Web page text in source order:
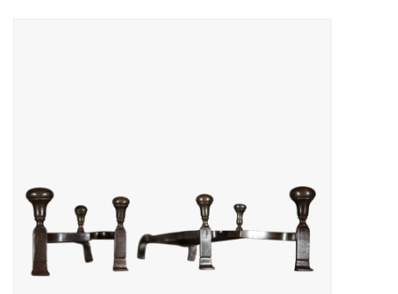
Decoratieve Outdoor
Objecten
Vloeren - Steen, Terra Cotta
& Marmer